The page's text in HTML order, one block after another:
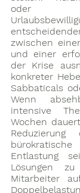
oder
zwischen
und einer
der Krise
konkreter
Sabbaticals
Wenn
intensive
Wochen
Entlastung
Lösungen
Mitarbeiter